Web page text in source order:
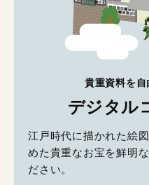
貴重資料を自
デジタル
江戸時代に描かれた絵
めた貴重なお宝を鮮明
ださい。